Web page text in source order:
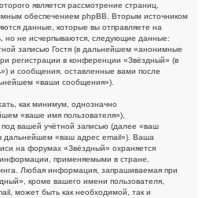
является рассмотрение страниц,
обеспечением phpBB. Вторым источником
данные, которые вы отправляете на
не исчерпываются, следующие данные:
записью Гостя (в дальнейшем «анонимные
регистрации в конференции «Звёздный» (в
и сообщения, оставленные вами после
«ваши сообщения»).
как минимум, однозначно
«ваше имя пользователя»),
вашей учётной записью (далее «ваш
дальнейшем «ваш адрес email»). Ваша
на форумах «Звёздный» охраняется
применяемыми в стране,
Любая информация, запрашиваемая при
кроме вашего имени пользователя,
может быть как необходимой, так и